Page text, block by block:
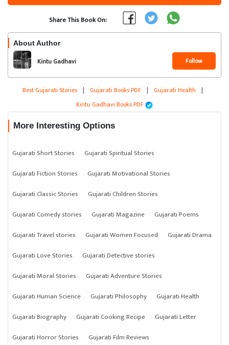
Share This Book On:
About Author
Kintu Gadhavi Follow
Best Gujarati Stories | Gujarati Books PDF | Gujarati Health |
Kintu Gadhavi Books PDF
More Interesting Options
Gujarati Short Stories
Gujarati Spiritual Stories
Gujarati Fiction Stories
Gujarati Motivational Stories
Gujarati Classic Stories
Gujarati Children Stories
Gujarati Comedy stories
Gujarati Magazine
Gujarati Poems
Gujarati Travel stories
Gujarati Women Focused
Gujarati Drama
Gujarati Love Stories
Gujarati Detective stories
Gujarati Moral Stories
Gujarati Adventure Stories
Gujarati Human Science
Gujarati Philosophy
Gujarati Health
Gujarati Biography
Gujarati Cooking Recipe
Gujarati Letter
Gujarati Horror Stories
Gujarati Film Reviews